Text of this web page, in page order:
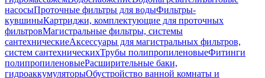
насосыПроточные фильтры для водыФильтры-
кувшиныКартриджи, комплектующие для проточных
фильтровМагистральные фильтры, системы
сантехническиеАксессуары для магистральных фильтров,
систем сантехническихТрубы полипропиленовыеФитинги
полипропиленовыеРасширительные баки,
гидроаккумуляторыОбустройство ванной комнаты и